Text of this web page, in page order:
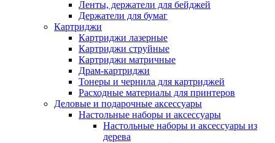
Ленты, держатели для бейджей
Держатели для бумаг
Картриджи
Картриджи лазерные
Картриджи струйные
Картриджи матричные
Драм-картриджи
Тонеры и чернила для картриджей
Расходные материалы для принтеров
Деловые и подарочные аксессуары
Настольные наборы и аксессуары
Настольные наборы и аксессуары из
дерева